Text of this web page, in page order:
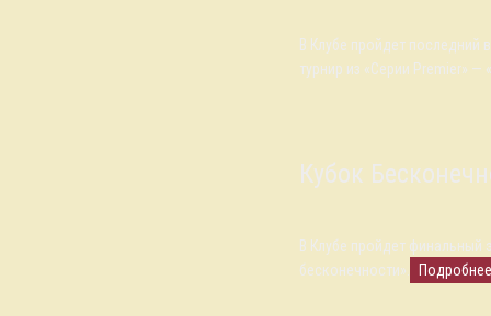
В Клубе пройдет
турнир из «Серии Premier» —
Кубок
В Клубе пройдет финальный
бесконечности».